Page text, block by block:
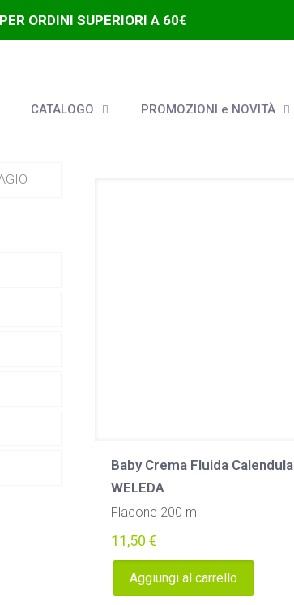
ORDINI SUPERIORI A 60€
CATALOGO PROMOZIONI e NOVITÀ
Baby Crema Fluida Calendula
WELEDA
Flacone 200 ml
11,50 €
Aggiungi al carrello